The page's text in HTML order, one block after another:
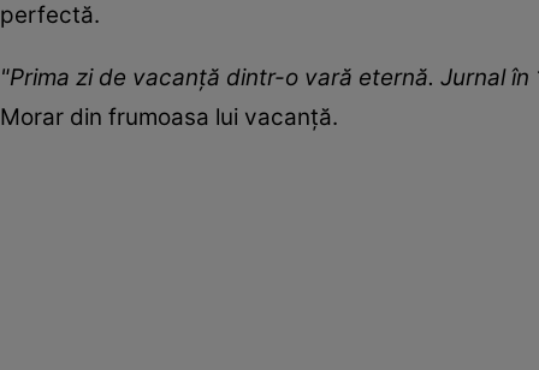
perfectă.
"Prima zi de vacanță dintr-o vară eternă. Jurnal
Morar din frumoasa lui vacanță.